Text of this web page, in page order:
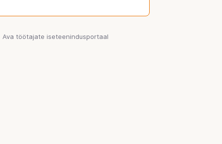
Ava töötajate iseteenindusportaal